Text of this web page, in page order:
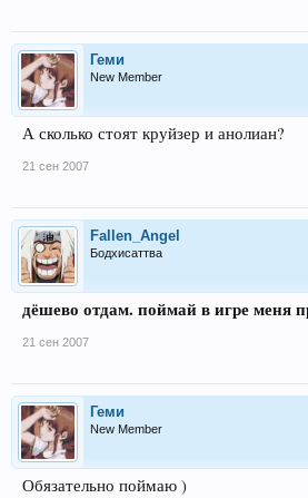
Геми
New Member
А сколько стоят круйзер и анолиан?
21 сен 2007
Fallen_Angel
Бодхисаттва
дёшево отдам. поймай в игре меня
21 сен 2007
Геми
New Member
Обязательно поймаю )